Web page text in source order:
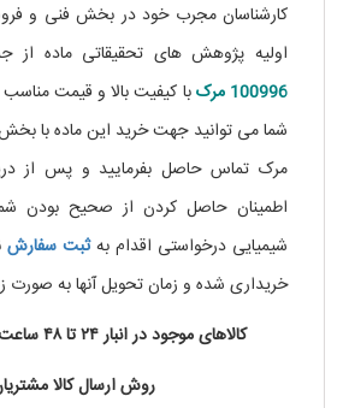
کارشناسان مجرب خود در بخش فنی و
اولیه پژوهش های تحقیقاتی ماده از
100996 مرک
با کیفیت بالا و قیمت
شما می توانید جهت خرید این ماده با
مرک تماس حاصل بفرمایید و پس از
شیمیایی درخواستی اقدام بهثبت سفارش
خریداری شده و زمان تحویل آنها به صورت
کالاهای موجود در انبار ۲۴ تا ۴۸ ساعت کاری می باشد.
روش ارسال کالا